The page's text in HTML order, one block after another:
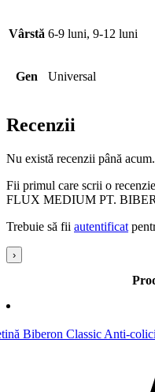
Vârstă 6-9 luni, 9-12 luni
Gen Universal
Recenzii
Nu există recenzii până acum.
Fii primul care scrii o
FLUX MEDIUM PT.
Trebuie să fii autentificat
›